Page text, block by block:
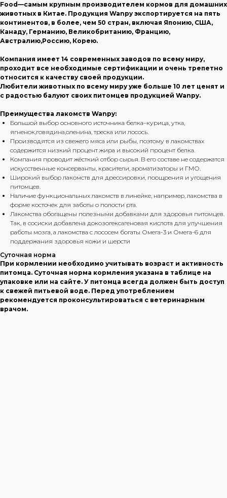
Food—самым крупным производителем кормов для домашних
животных в Китае. Продукция Wanpy экспортируется на пять
континентов, в более, чем 50 стран, включая Японию, США,
Канаду, Германию, Великобританию, Францию,
Австралию,Россию, Корею.
Компания имеет 14 современных заводов по всему миру,
проходит все необходимые сертификации и очень трепетно
относится к качеству своей продукции.
Любители животных по всему миру уже больше 10 лет ценят и
с радостью балуют своих питомцев продукцией Wanpy.
Преимущества лакомств Wanpy:
Большой выбор основного источника белка–курица, утка,
ягненок,говядина,оленина, треска или лосось.
Производятся из свежего мяса или рыбы, поэтому в лакомствах
содержится низкий процент жира и высокий процент белка.
Компания проводит жёсткий отбор сырья. В его составе не содержатся
искусственные консерванты, красители, ароматизаторы и ГМО.
Широкий выбор лакомств для дрессировки, поощрения и угощения
питомцев.
Наличие функциональных лакомств в линейке, например, лакомства в
форме косточек для заботы о полости рта.
Лакомства обогащены полезными добавками для здоровья питомцев.
Так, в сосиски добавлена докозогексагеновая кислота для улучшения
работы мозга, а лакомства с лососем богаты Омега-3 и Омега-6 для
поддержания здоровья кожи и шерсти
Суточная норма
При кормлении необходимо учитывать возраст и активность
питомца. Суточная норма кормления указана в таблице на
упаковке или на сайте. У питомца всегда должен быть доступ
к свежей питьевой воде. Перед употреблением
рекомендуется проконсультироваться с ветеринарным
врачом.